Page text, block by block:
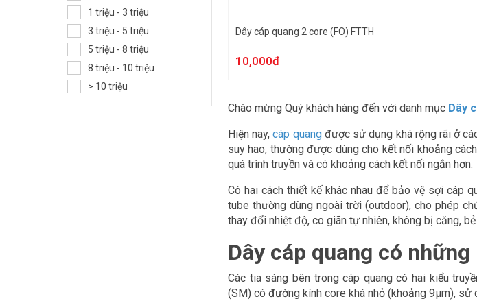
1 triệu - 3 triệu
3 triệu - 5 triệu
5 triệu - 8 triệu
8 triệu - 10 triệu
> 10 triệu
Dây cáp quang 2 core (FO) FTTH
10,000đ
Chào mừng Quý khách hàng đến với danh mục Dây
Hiện nay,cáp quangđược sử dụng khá rộng rãi ở
suy hao, thường được dùng cho kết nối khoảng
quá trình truyền và có khoảng cách kết nối ngắn hơn.
Có hai cách thiết kế khác nhau để bảo vệ sợi cáp
tube thường dùng ngoài trời (outdoor), cho phép
thay đổi nhiệt độ, co giãn tự nhiên, không bị căng,
Dây cáp quang có những
Các tia sáng bên trong cáp quang có hai kiểu
(SM) có đường kính core khá nhỏ (khoảng 9µm),